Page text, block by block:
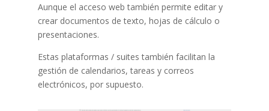
Aunque el acceso web también permite editar y
crear documentos de texto, hojas de cálculo o
presentaciones.
Estas plataformas / suites también facilitan la
gestión de calendarios, tareas y correos
electrónicos, por supuesto.